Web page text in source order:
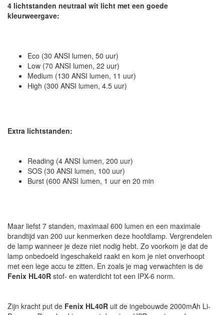
4 lichtstanden neutraal wit licht met een goede
kleurweergave:
Eco (30 ANSI lumen, 50 uur)
Low (70 ANSI lumen, 22 uur)
Medium (130 ANSI lumen, 11 uur)
High (300 ANSI lumen, 4.5 uur)
Extra lichtstanden:
Reading (4 ANSI lumen, 200 uur)
SOS (30 ANSI lumen, 100 uur)
Burst (600 ANSI lumen, 1 uur en 20 min
Maar liefst 7 standen, maximaal 600 lumen en een maximale
brandtijd van 200 uur kenmerken deze hoofdlamp. Vergrendelen
de lamp wanneer je deze niet nodig hebt. Zo voorkom je dat de
lamp onbedoeld ingeschakeld raakt en kom je niet onverhoopt
met een lege accu te zitten. En zoals je mag verwachten is de
Fenix HL40R stof- en waterdicht tot een IPX-6 norm.
Zijn kracht put de Fenix HL40R uit de ingebouwde 2000mAh Li-